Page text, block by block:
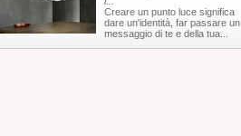
Creare un punto luce significa
dare un'identità, far passare un
messaggio di te e della tua...